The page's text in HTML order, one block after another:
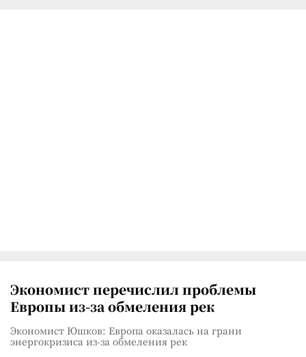
Экономист перечислил проблемы
Европы из-за обмеления рек
Экономист Юшков: Европа оказалась на грани
энергокризиса из-за обмеления рек